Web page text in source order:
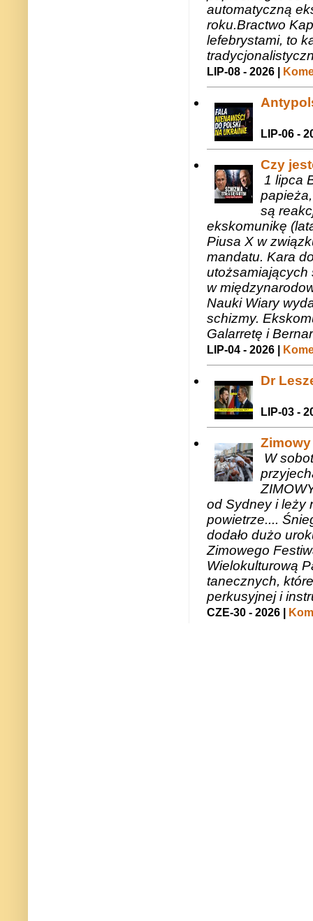
automatyczną
roku.Bractwo
lefebrystami, to
LIP-08 - 2026 |
LIP-06 -
Czy
1 lipca
są
ekskomunikę
Piusa X w
mandatu. Kara
utożsamiających
w
Nauki Wiary
schizmy.
Galarretę i
LIP-04 - 2026 |
Dr
LIP-03 -
W
od Sydney i leży
powietrze....
dodało dużo
Zimowego
Wielokulturową
tanecznych,
perkusyjnej i
CZE-30 - 2026 |